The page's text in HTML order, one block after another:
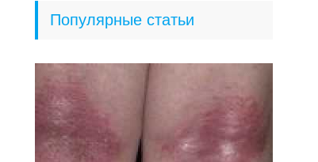
Популярные статьи